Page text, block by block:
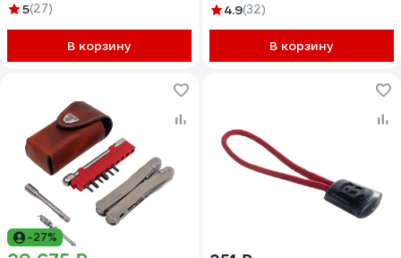
5(27)
В корзину
4.9(32)
В корзину
-27%